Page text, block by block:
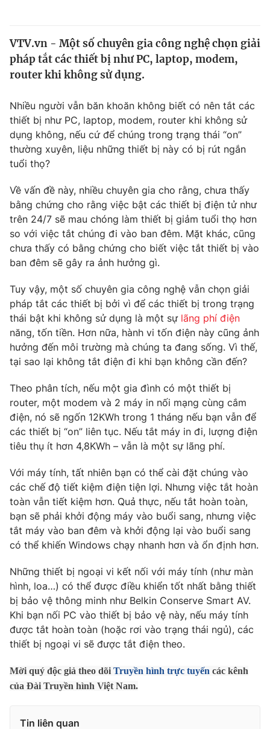
Thế giới
Thế giới đó đây
Câu chuyện quốc tế
Tài chính
Thị trường
Góc doanh nghiệp
Dữ liệu và đời sống
Truyền hình
Phim VTV
Hậu trường
Nhân vật
Khán giả
Giải sao mai
Giải trí
Điện ảnh
Âm nhạc
Đời sống
Du lịch
Làm đẹp
Chất lượng cuộc sống
Tuyển sinh
Học trực tuyến
Công nghệ
Hitech Công nghệ tương lai
Sản phẩm
Tư vấn
Giao lưu trực tuyến
Chuyên mục khác
Emagazine Podcast
Photo Infographic
Video Shorts video
VTV Money VTV Thể thao
VTV Sức khoẻ Bất động sản
Thị trường 24h Tấm lòng Việt
Vươn mình bằng AI
VTV9 VTV8
Liên hệ tòa soạn
VTV.vn - Một số chuyên gia công nghệ chọn giải
pháp tắt các thiết bị như PC, laptop, modem,
router khi không sử dụng.
Nhiều người vẫn băn khoăn không biết có nên tắt các
thiết bị như PC, laptop, modem, router khi không sử
dụng không, nếu cứ để chúng trong trạng thái “on”
thường xuyên, liệu những thiết bị này có bị rút ngắn
tuổi thọ?
Về vấn đề này, nhiều chuyên gia cho rằng, chưa thấy
bằng chứng cho rằng việc bật các thiết bị điện tử như
trên 24/7 sẽ mau chóng làm thiết bị giảm tuổi thọ hơn
so với việc tắt chúng đi vào ban đêm. Mặt khác, cũng
chưa thấy có bằng chứng cho biết việc tắt thiết bị vào
ban đêm sẽ gây ra ảnh hưởng gì.
Tuy vậy, một số chuyên gia công nghệ vẫn chọn giải
pháp tắt các thiết bị bởi vì để các thiết bị trong trạng
thái bật khi không sử dụng là một sự lãng phí điện
năng, tốn tiền. Hơn nữa, hành vi tốn điện này cũng ảnh
hưởng đến môi trường mà chúng ta đang sống. Vì thế,
tại sao lại không tắt điện đi khi bạn không cần đến?
Theo phân tích, nếu một gia đình có một thiết bị
router, một modem và 2 máy in nối mạng cùng cắm
điện, nó sẽ ngốn 12KWh trong 1 tháng nếu bạn vẫn để
các thiết bị “on” liên tục. Nếu tắt máy in đi, lượng điện
tiêu thụ ít hơn 4,8KWh – vẫn là một sự lãng phí.
Với máy tính, tất nhiên bạn có thể cài đặt chúng vào
các chế độ tiết kiệm điện tiện lợi. Nhưng việc tắt hoàn
toàn vẫn tiết kiệm hơn. Quả thực, nếu tắt hoàn toàn,
bạn sẽ phải khởi động máy vào buổi sang, nhưng việc
tắt máy vào ban đêm và khởi động lại vào buổi sang
có thể khiến Windows chạy nhanh hơn và ổn định hơn.
Những thiết bị ngoại vi kết nối với máy tính (như màn
hình, loa…) có thể được điều khiển tốt nhất bằng thiết
bị bảo vệ thông minh như Belkin Conserve Smart AV.
Khi bạn nối PC vào thiết bị bảo vệ này, nếu máy tính
được tắt hoàn toàn (hoặc rơi vào trạng thái ngủ), các
thiết bị ngoại vi sẽ được tắt điện theo.
Mời quý độc giả theo dõi Truyền hình trực tuyến các kênh
của Đài Truyền hình Việt Nam.
Tin liên quan